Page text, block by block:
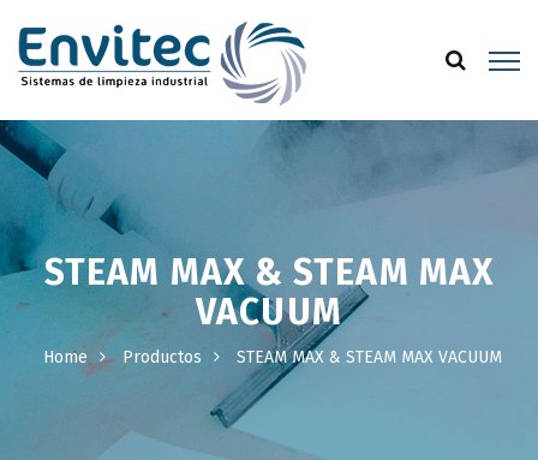
STEAM MAX & STEAM MAX
VACUUM
Home Productos STEAM MAX & STEAM MAX VACUUM